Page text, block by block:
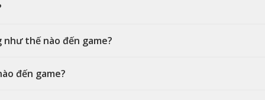
thế nào đến game?
đến game?